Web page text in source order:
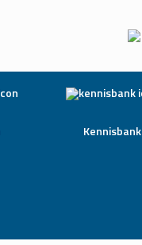
Kennisbank